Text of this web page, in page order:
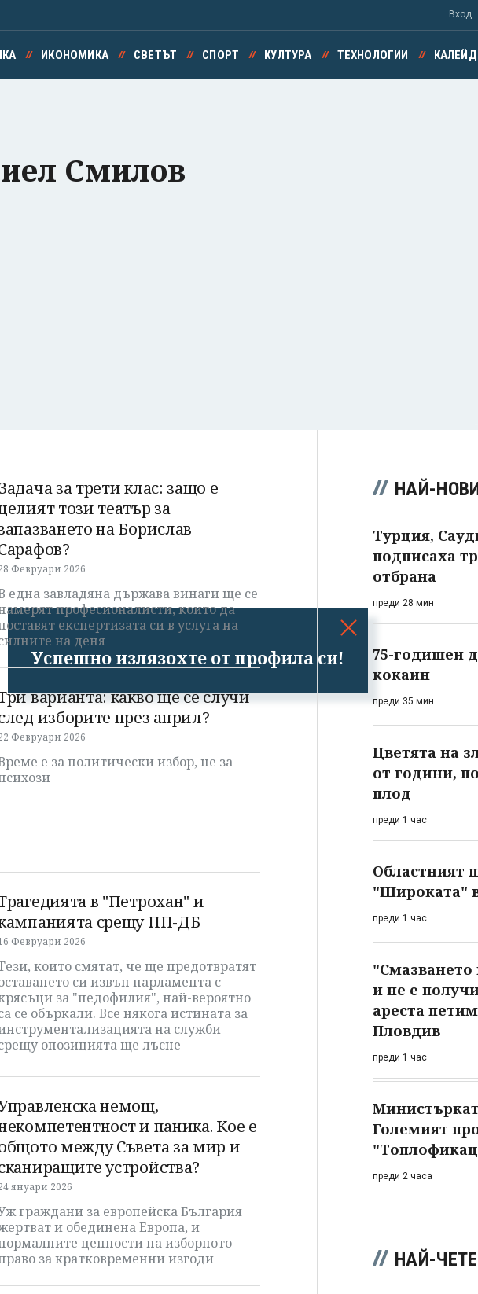
Успешно излязохте от профила си!
Вход
ИКОНОМИКА СВЕТЪТ СПОРТ КУЛТУРА ТЕХНОЛОГИИ
Смилов
за трети клас: защо е
този театър за
на Борислав
Февруари 2026
една завладяна държава винаги ще се
професионалисти, които да
експертизата си в услуга на
на деня
варианта: какво ще се случи
изборите през април?
Февруари 2026
е за политически избор, не за
в "Петрохан" и
срещу ПП-ДБ
Февруари 2026
които смятат, че ще предотвратят
си извън парламента с
за "педофилия", най-вероятно
се объркали. Все някога истината за
на служби
опозицията ще лъсне
немощ,
и паника. Кое е
между Съвета за мир и
устройства?
януари 2026
граждани за европейска България
и обединена Европа, и
ценности на изборното
за кратковременни изгоди
НАЙ-
Турция,
подписаха
отбрана
преди 28 мин
75-годишен
кокаин
преди 35 мин
Цветята на
от години,
плод
преди 1 час
Областният
"Широката"
преди 1 час
"Смазването
и не е
ареста
Пловдив
преди 1 час
Големият
преди 2 часа
НАЙ-